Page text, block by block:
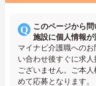
このページから
施設に個人情報
マイナビ介護職への
い合わせ後すぐに求
ございません。ご本
めて応募となります。